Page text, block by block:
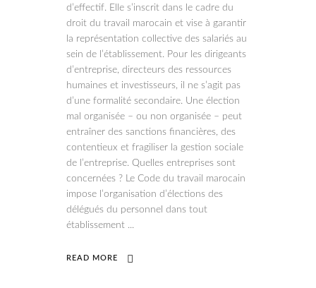
d’effectif. Elle s’inscrit dans le cadre du
droit du travail marocain et vise à garantir
la représentation collective des salariés au
sein de l’établissement. Pour les dirigeants
d’entreprise, directeurs des ressources
humaines et investisseurs, il ne s’agit pas
d’une formalité secondaire. Une élection
mal organisée – ou non organisée – peut
entraîner des sanctions financières, des
contentieux et fragiliser la gestion sociale
de l’entreprise. Quelles entreprises sont
concernées ? Le Code du travail marocain
impose l’organisation d’élections des
délégués du personnel dans tout
établissement
READ MORE